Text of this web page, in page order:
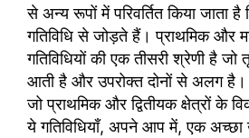
से अन्य रूपों में परिवर्तित किया जाता
गतिविधि से जोड़ते हैं। प्राथमिक और
गतिविधियों की एक तीसरी श्रेणी है
आती है और उपरोक्त दोनों से अलग है।
जो प्राथमिक और द्वितीयक क्षेत्रों के
ये गतिविधियाँ, अपने आप में, एक अच्छा